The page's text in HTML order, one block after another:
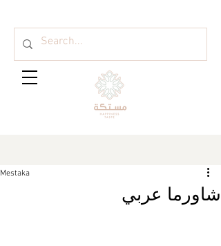
شاورما عربي
Mestaka